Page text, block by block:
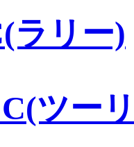
ラリー)
ツー